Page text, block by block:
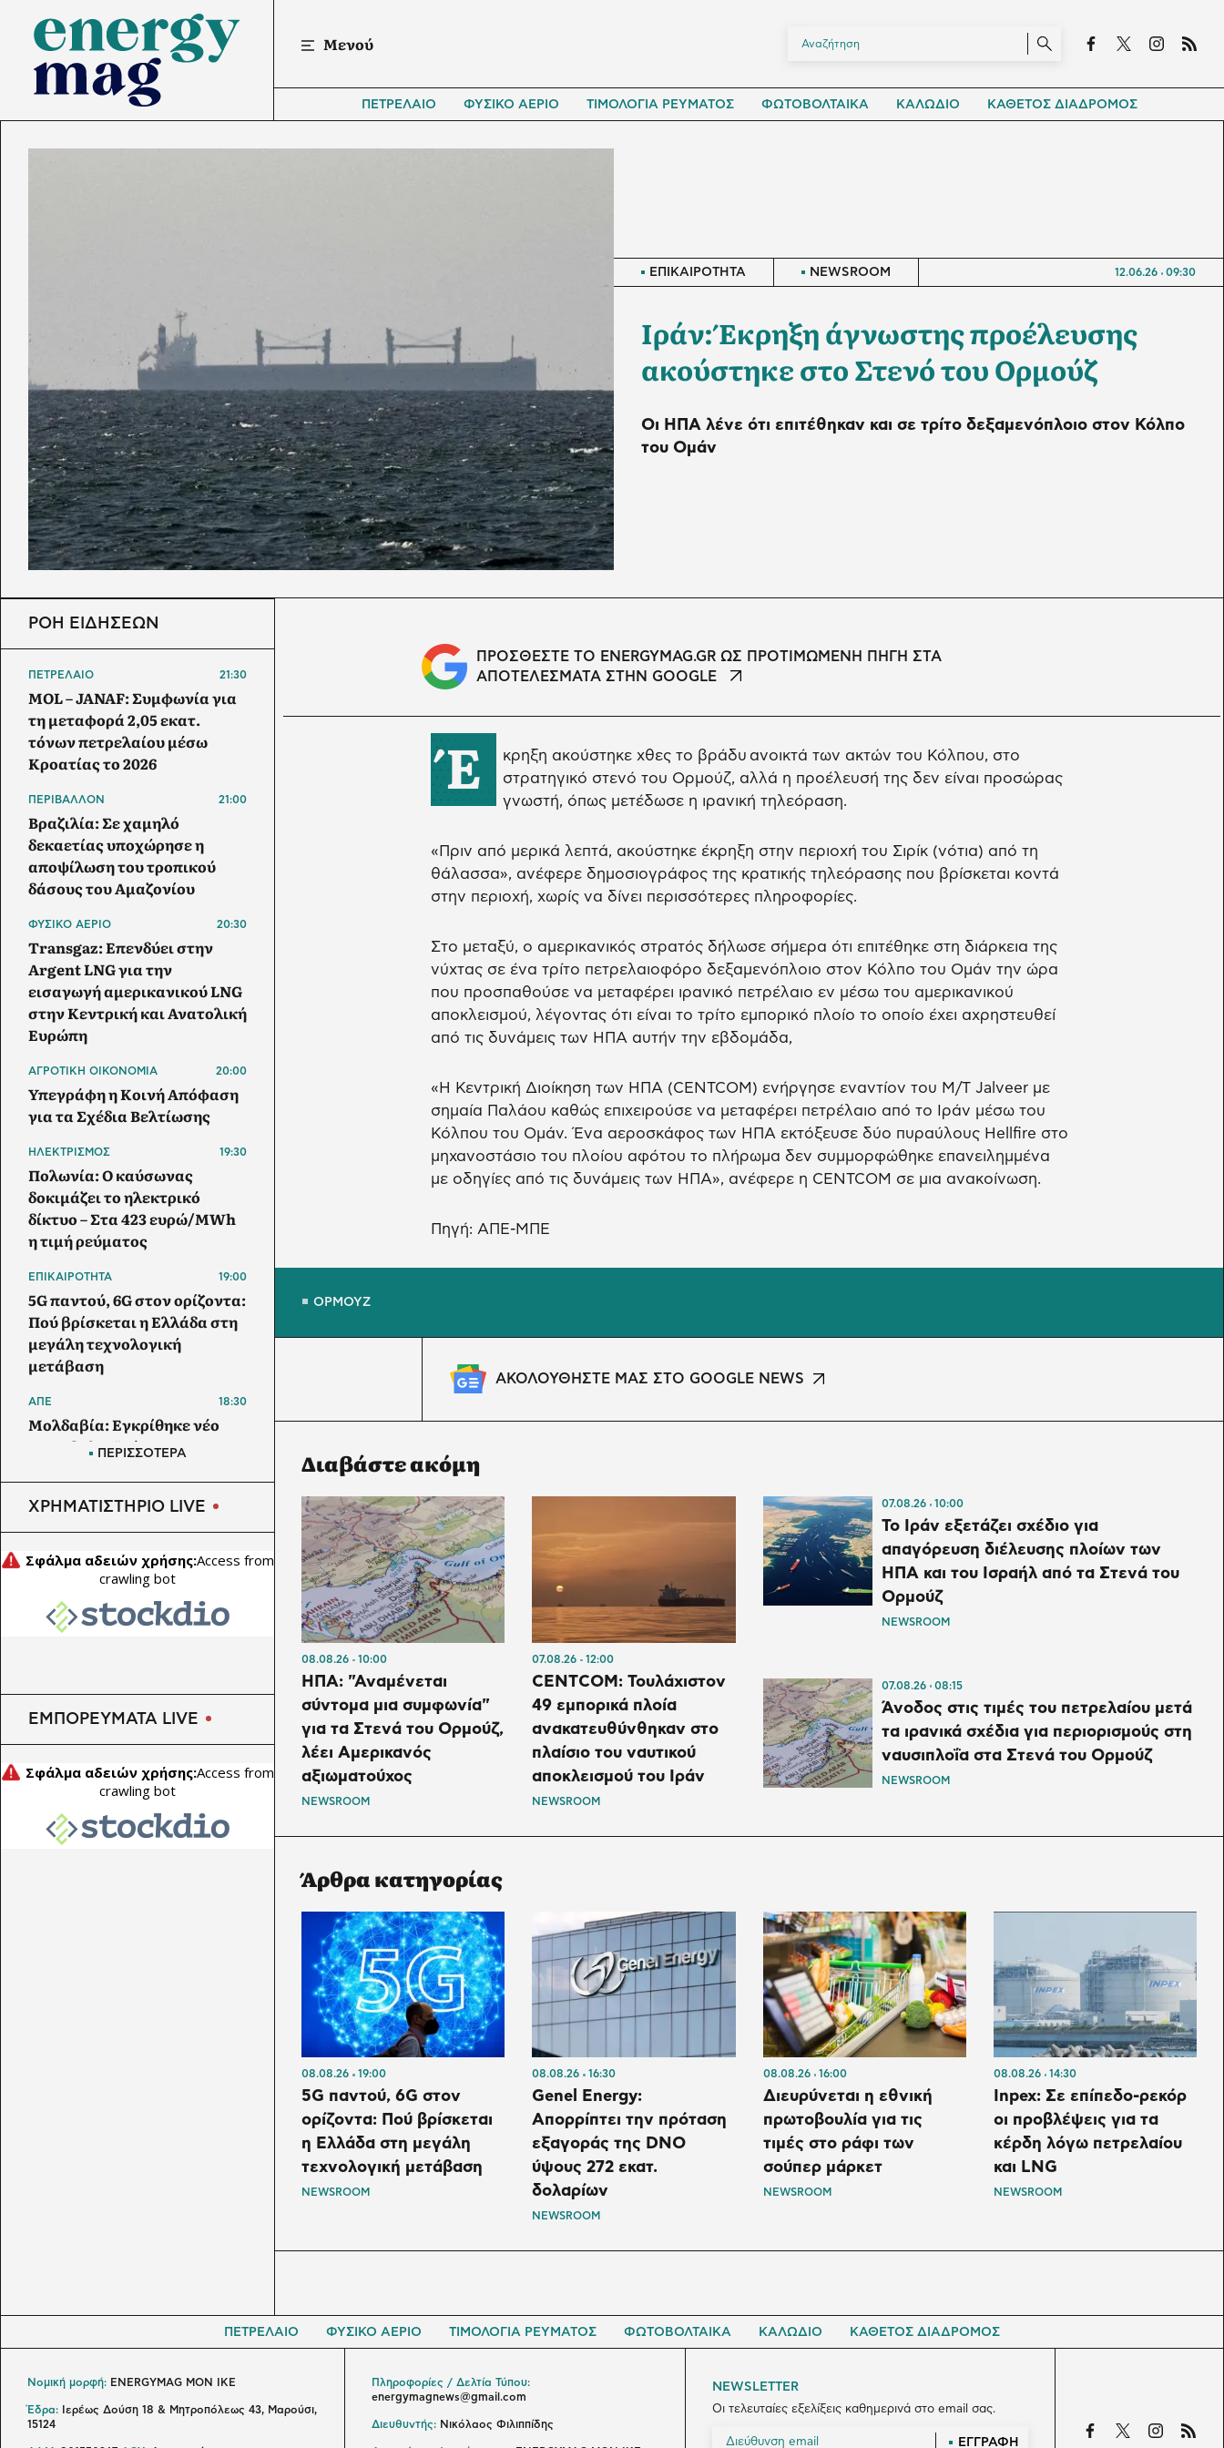
Μενού
ΠΕΤΡΕΛΑΙΟ ΦΥΣΙΚΟ ΑΕΡΙΟ ΤΙΜΟΛΟΓΙΑ ΡΕΥΜΑΤΟΣ ΦΩΤΟΒΟΛΤΑΙΚΑ ΚΑΛΩΔΙΟ ΚΑΘΕΤΟΣ ΔΙΑΔΡΟΜΟΣ
ΕΠΙΚΑΙΡΟΤΗΤΑ NEWSROOM 12.06.26 09:30
Ιράν: Έκρηξη άγνωστης προέλευσης
ακούστηκε στο Στενό του Ορμούζ
Οι ΗΠΑ λένε ότι επιτέθηκαν και σε τρίτο δεξαμενόπλοιο στον Κόλπο
του Ομάν
ΠΡΟΣΘΕΣΤΕ ΤΟ ENERGYMAG.GR ΩΣ ΠΡΟΤΙΜΩΜΕΝΗ ΠΗΓΗ ΣΤΑ
ΑΠΟΤΕΛΕΣΜΑΤΑ ΣΤΗΝ GOOGLE
Έ
κρηξη ακούστηκε χθες το βράδυ ανοικτά των ακτών του Κόλπου, στο
στρατηγικό στενό του Ορμούζ, αλλά η προέλευσή της δεν είναι προσώρας
γνωστή, όπως μετέδωσε η ιρανική τηλεόραση.
«Πριν από μερικά λεπτά, ακούστηκε έκρηξη στην περιοχή του Σιρίκ (νότια) από τη
θάλασσα», ανέφερε δημοσιογράφος της κρατικής τηλεόρασης που βρίσκεται κοντά
στην περιοχή, χωρίς να δίνει περισσότερες πληροφορίες.
Στο μεταξύ, ο αμερικανικός στρατός δήλωσε σήμερα ότι επιτέθηκε στη διάρκεια της
νύχτας σε ένα τρίτο πετρελαιοφόρο δεξαμενόπλοιο στον Κόλπο του Ομάν την ώρα
που προσπαθούσε να μεταφέρει ιρανικό πετρέλαιο εν μέσω του αμερικανικού
αποκλεισμού, λέγοντας ότι είναι το τρίτο εμπορικό πλοίο το οποίο έχει αχρηστευθεί
από τις δυνάμεις των ΗΠΑ αυτήν την εβδομάδα,
«Η Κεντρική Διοίκηση των ΗΠΑ (CENTCOM) ενήργησε εναντίον του M/T Jalveer με
σημαία Παλάου καθώς επιχειρούσε να μεταφέρει πετρέλαιο από το Ιράν μέσω του
Κόλπου του Ομάν. Ένα αεροσκάφος των ΗΠΑ εκτόξευσε δύο πυραύλους Hellfire στο
μηχανοστάσιο του πλοίου αφότου το πλήρωμα δεν συμμορφώθηκε επανειλημμένα
με οδηγίες από τις δυνάμεις των ΗΠΑ», ανέφερε η CENTCOM σε μια ανακοίνωση.
Πηγή: ΑΠΕ-ΜΠΕ
ΟΡΜΟΥΖ
ΑΚΟΛΟΥΘΗΣΤΕ ΜΑΣ ΣΤΟ GOOGLE NEWS
Διαβάστε ακόμη
08.08.26 10:00
ΗΠΑ: "Αναμένεται
σύντομα μια συμφωνία"
για τα Στενά του Ορμούζ,
λέει Αμερικανός
αξιωματούχος
NEWSROOM
07.08.26 12:00
CENTCOM: Τουλάχιστον
49 εμπορικά πλοία
ανακατευθύνθηκαν στο
πλαίσιο του ναυτικού
αποκλεισμού του Ιράν
NEWSROOM
07.08.26 10:00
Το Ιράν εξετάζει σχέδιο για
απαγόρευση διέλευσης πλοίων των
ΗΠΑ και του Ισραήλ από τα Στενά του
Ορμούζ
NEWSROOM
07.08.26 08:15
Άνοδος στις τιμές του πετρελαίου μετά
τα ιρανικά σχέδια για περιορισμούς στη
ναυσιπλοΐα στα Στενά του Ορμούζ
NEWSROOM
Άρθρα κατηγορίας
08.08.26 19:00
5G παντού, 6G στον
ορίζοντα: Πού βρίσκεται
η Ελλάδα στη μεγάλη
τεχνολογική μετάβαση
NEWSROOM
08.08.26 16:30
Genel Energy:
Απορρίπτει την πρόταση
εξαγοράς της DNO
ύψους 272 εκατ.
δολαρίων
NEWSROOM
08.08.26 16:00
Διευρύνεται η εθνική
πρωτοβουλία για τις
τιμές στο ράφι των
σούπερ μάρκετ
NEWSROOM
08.08.26 14:30
Inpex: Σε επίπεδο-ρεκόρ
οι προβλέψεις για τα
κέρδη λόγω πετρελαίου
και LNG
NEWSROOM
ΡΟΗ ΕΙΔΗΣΕΩΝ
ΠΕΤΡΕΛΑΙΟ 21:30
MOL – JANAF: Συμφωνία για
τη μεταφορά 2,05 εκατ.
τόνων πετρελαίου μέσω
Κροατίας το 2026
ΠΕΡΙΒΑΛΛΟΝ 21:00
Βραζιλία: Σε χαμηλό
δεκαετίας υποχώρησε η
αποψίλωση του τροπικού
δάσους του Αμαζονίου
ΦΥΣΙΚΟ ΑΕΡΙΟ 20:30
Transgaz: Επενδύει στην
Argent LNG για την
εισαγωγή αμερικανικού LNG
στην Κεντρική και Ανατολική
Ευρώπη
ΑΓΡΟΤΙΚΗ ΟΙΚΟΝΟΜΙΑ 20:00
Υπεγράφη η Κοινή Απόφαση
για τα Σχέδια Βελτίωσης
ΗΛΕΚΤΡΙΣΜΟΣ 19:30
Πολωνία: Ο καύσωνας
δοκιμάζει το ηλεκτρικό
δίκτυο – Στα 423 ευρώ/MWh
η τιμή ρεύματος
ΕΠΙΚΑΙΡΟΤΗΤΑ 19:00
5G παντού, 6G στον ορίζοντα:
Πού βρίσκεται η Ελλάδα στη
μεγάλη τεχνολογική
μετάβαση
ΑΠΕ 18:30
Μολδαβία: Εγκρίθηκε νέο
φωτοβολταϊκό 30 MW με
MWh
ζέστη δημιουργεί μια νέα
κλιματική πραγματικότητα»
ΠΕΡΙΣΣΟΤΕΡΑ
ΧΡΗΜΑΤΙΣΤΗΡΙΟ LIVE
ΕΜΠΟΡΕΥΜΑΤΑ LIVE
ΠΕΤΡΕΛΑΙΟ ΦΥΣΙΚΟ ΑΕΡΙΟ ΤΙΜΟΛΟΓΙΑ ΡΕΥΜΑΤΟΣ ΦΩΤΟΒΟΛΤΑΙΚΑ ΚΑΛΩΔΙΟ ΚΑΘΕΤΟΣ ΔΙΑΔΡΟΜΟΣ
NEWSLETTER
Οι τελευταίες εξελίξεις καθημερινά στο email σας.
ΕΓΓΡΑΦΗ
Νομική μορφή: ENERGYMAG MON IKE
Έδρα: Ιερέως Δούση 18 & Μητροπόλεως 43, Μαρούσι,
15124
Πληροφορίες / Δελτία Τύπου:
energymagnews@gmail.com
Διευθυντής: Νικόλαος Φιλιππίδης